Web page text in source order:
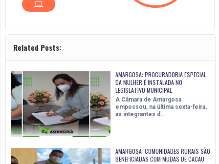
Related Posts:
AMARGOSA: PROCURADORIA ESPECIAL
DA MULHER É INSTALADA NO
LEGISLATIVO MUNICIPAL
A Câmara de Amargosa
empossou, na última sexta-feira,
as integrantes d…
AMARGOSA: COMUNIDADES RURAIS SÃO
BENEFICIADAS COM MUDAS DE CACAU